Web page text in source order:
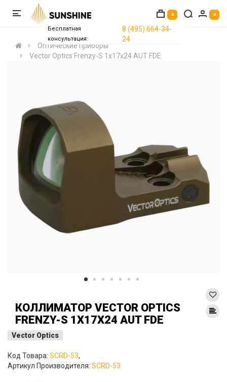
0 0
Бесплатная
консультация:
8 (495) 664-34-
24
Оптические приборы
Vector Optics Frenzy-S 1x17x24 AUT FDE
КОЛЛИМАТОР VECTOR OPTICS
FRENZY-S 1X17X24 AUT FDE
Vector Optics
Код Товара: SCRD-53,
Артикул Производителя: SCRD-53